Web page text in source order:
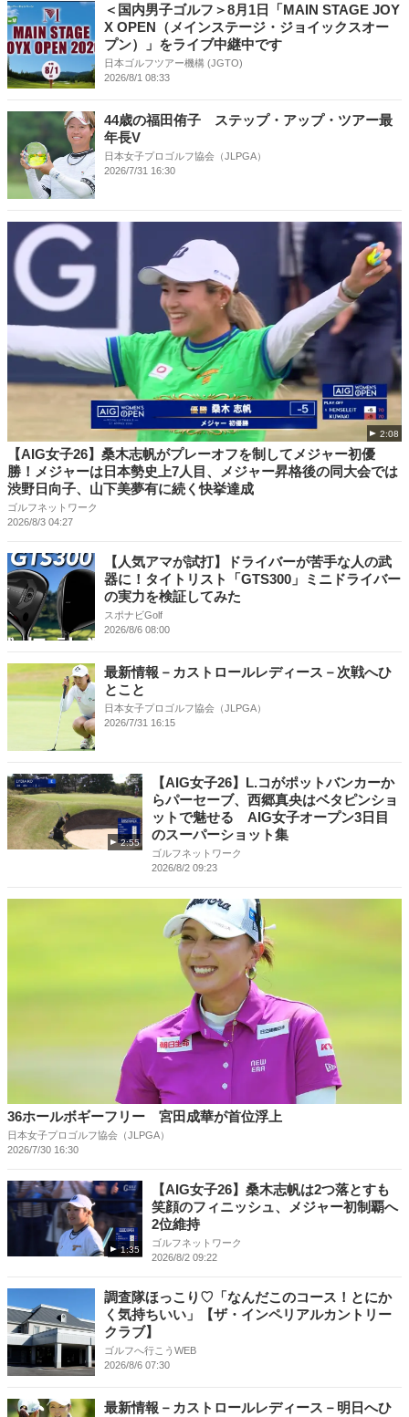
＜国内男子ゴルフ＞8月1日「MAIN STAGE JOY
X OPEN（メインステージ・ジョイックスオー
プン）」をライブ中継中です
日本ゴルフツアー機構 (JGTO)
2026/8/1 08:33
44歳の福田侑子 ステップ・アップ・ツアー最
年長V
日本女子プロゴルフ協会（JLPGA）
2026/7/31 16:30
2:08
【AIG女子26】桑木志帆がプレーオフを制してメジャー初優
勝！メジャーは日本勢史上7人目、メジャー昇格後の同大会では
渋野日向子、山下美夢有に続く快挙達成
ゴルフネットワーク
2026/8/3 04:27
【人気アマが試打】ドライバーが苦手な人の武
器に！タイトリスト「GTS300」ミニドライバー
の実力を検証してみた
スポナビGolf
2026/8/6 08:00
最新情報－カストロールレディース－次戦へひ
とこと
日本女子プロゴルフ協会（JLPGA）
2026/7/31 16:15
2:55
【AIG女子26】L.コがポットバンカーか
らパーセーブ、西郷真央はベタピンショ
ットで魅せる AIG女子オープン3日目
のスーパーショット集
ゴルフネットワーク
2026/8/2 09:23
36ホールボギーフリー 宮田成華が首位浮上
日本女子プロゴルフ協会（JLPGA）
2026/7/30 16:30
1:35
【AIG女子26】桑木志帆は2つ落とすも
笑顔のフィニッシュ、メジャー初制覇へ
2位維持
ゴルフネットワーク
2026/8/2 09:22
調査隊ほっこり♡「なんだこのコース！とにか
く気持ちいい」【ザ・インペリアルカントリー
クラブ】
ゴルフへ行こうWEB
2026/8/6 07:30
最新情報－カストロールレディース－明日へひ